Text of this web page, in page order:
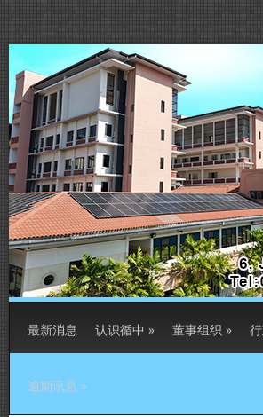
最新消息 认识循中 » 董事组织 »
逾期讯息 »